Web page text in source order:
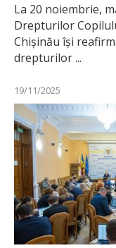
La 20 noiembrie,
Drepturilor
Chișinău își
drepturilor ...
19/11/2025